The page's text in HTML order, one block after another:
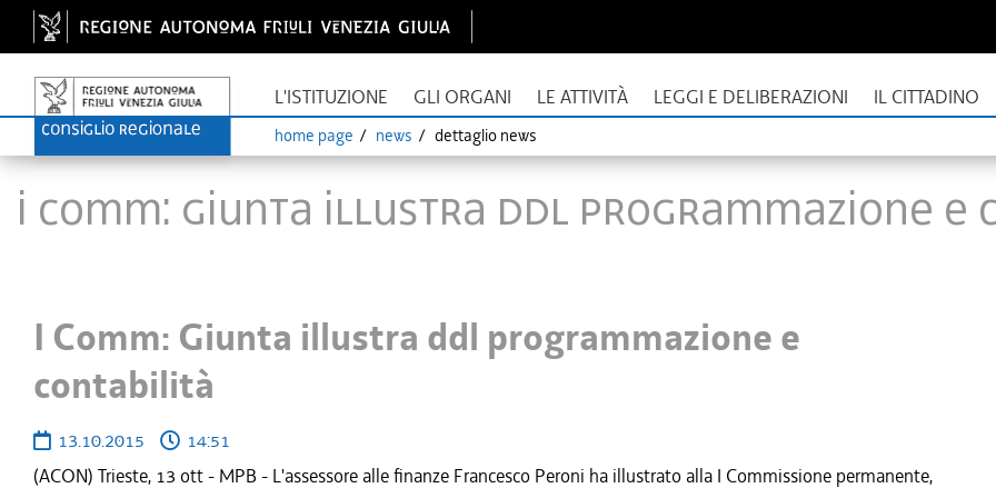
L'ISTITUZIONE GLI ORGANI LE ATTIVITÀ LEGGI E DELIBERAZIONI IL CITTADINO
home page news dettaglio news
I Comm: Giunta illustra ddl programmazione e
I Comm: Giunta illustra ddl programmazione e
contabilità
13.10.2015
14:51
(ACON) Trieste, 13 ott - MPB - L'assessore alle finanze Francesco Peroni ha illustrato alla I Commissione permanente,